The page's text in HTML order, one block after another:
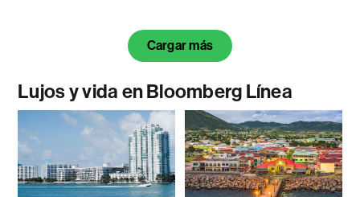
Cargar más
Lujos y vida en Bloomberg Línea